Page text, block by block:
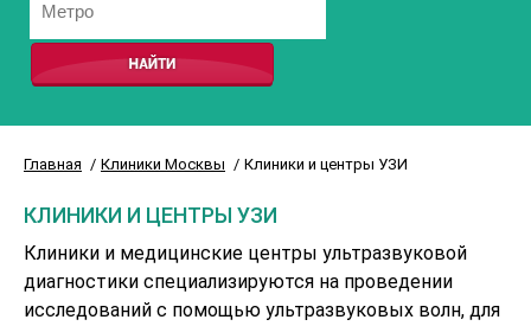
Главная Клиники Москвы Клиники и центры УЗИ
КЛИНИКИ И ЦЕНТРЫ УЗИ
Клиники и медицинские центры ультразвуковой
диагностики специализируются на проведении
исследований с помощью ультразвуковых волн, для